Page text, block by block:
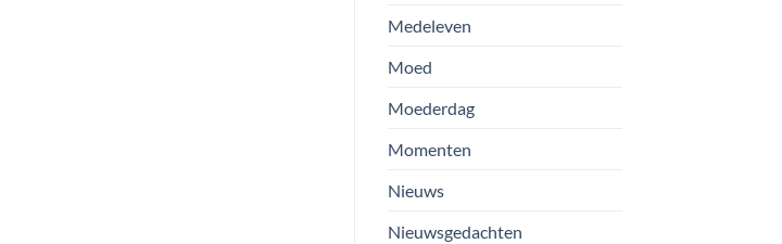
Medeleven
Moed
Moederdag
Momenten
Nieuws
Nieuwsgedachten